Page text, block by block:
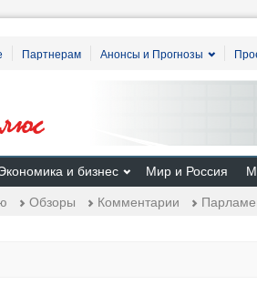
Партнерам Анонсы и Прогнозы
Обзоры Комментарии
и бизнес Мир и Россия